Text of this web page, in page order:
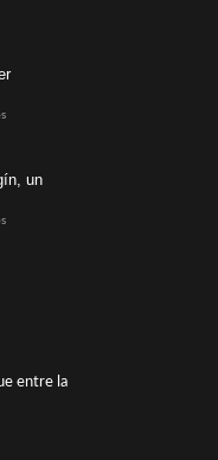
un
entre la